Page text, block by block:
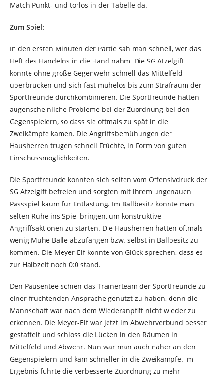
Match Punkt- und torlos in der Tabelle da.
Zum Spiel:
In den ersten Minuten der Partie sah man schnell, wer das
Heft des Handelns in die Hand nahm. Die SG Atzelgift
konnte ohne große Gegenwehr schnell das Mittelfeld
überbrücken und sich fast mühelos bis zum Strafraum der
Sportfreunde durchkombinieren. Die Sportfreunde hatten
augenscheinliche Probleme bei der Zuordnung bei den
Gegenspielern, so dass sie oftmals zu spät in die
Zweikämpfe kamen. Die Angriffsbemühungen der
Hausherren trugen schnell Früchte, in Form von guten
Einschussmöglichkeiten.
Die Sportfreunde konnten sich selten vom Offensivdruck der
SG Atzelgift befreien und sorgten mit ihrem ungenauen
Passspiel kaum für Entlastung. Im Ballbesitz konnte man
selten Ruhe ins Spiel bringen, um konstruktive
Angriffsaktionen zu starten. Die Hausherren hatten oftmals
wenig Mühe Bälle abzufangen bzw. selbst in Ballbesitz zu
kommen. Die Meyer-Elf konnte von Glück sprechen, dass es
zur Halbzeit noch 0:0 stand.
Den Pausentee schien das Trainerteam der Sportfreunde zu
einer fruchtenden Ansprache genutzt zu haben, denn die
Mannschaft war nach dem Wiederanpfiff nicht wieder zu
erkennen. Die Meyer-Elf war jetzt im Abwehrverbund besser
gestaffelt und schloss die Lücken in den Räumen in
Mittelfeld und Abwehr. Nun war man auch näher an den
Gegenspielern und kam schneller in die Zweikämpfe. Im
Ergebnis führte die verbesserte Zuordnung zu mehr